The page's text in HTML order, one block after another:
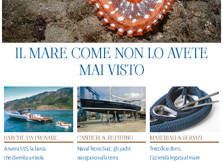
IL MARE COME NON LO AVETE
MAI VISTO
BARCHE DA PROVARE
Anvera 55S, la barca
che diventa un'isola
CANTIERI & REFITTING
Naval Tecno Sud, gli yacht
navigano sulla terra
MATERIALI & SERVIZI
Treccificio Borri,
l'azienda legata al mare